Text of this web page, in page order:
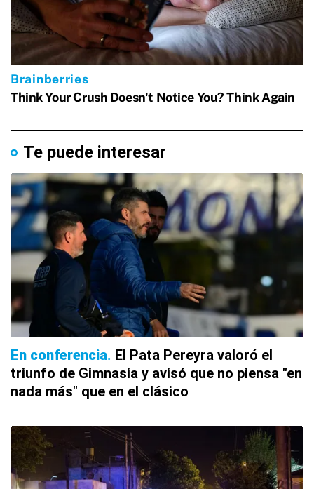
Te puede interesar
En conferencia El Pata Pereyra valoró el
triunfo de Gimnasia y avisó que no piensa "en
nada más" que en el clásico